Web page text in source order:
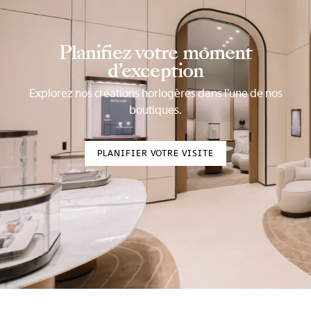
Planifiez votre moment
d’exception
Explorez nos créations horlogères dans l’une de nos
boutiques.
PLANIFIER VOTRE VISITE